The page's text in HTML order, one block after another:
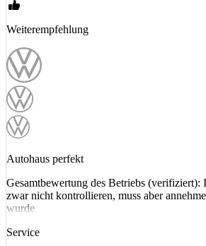
Weiterempfehlung
Autohaus perfekt
Gesamtbewertung des Betriebs (verifiziert):
zwar nicht kontrollieren, muss aber
wurde
Service